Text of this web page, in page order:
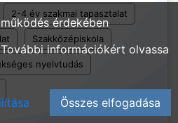
2-4 év szakmai tapasztalat
Szakközépiskola
nyelvtudás
érdekében
információkért olvassa
Összes elfogadása